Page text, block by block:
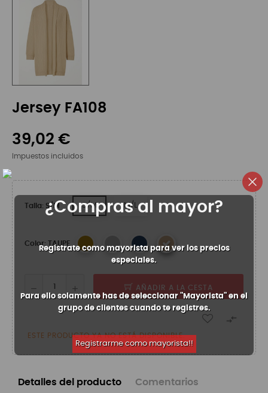
Jersey FA108
39,02 €
Impuestos incluidos
Talla: S/M S/M M/L
Color: TAUPE
AÑADIR A LA CESTA

ESTE PRODUCTO YA NO ESTÁ DISPONIBLE.
Detalles del producto Comentarios
¿Compras al mayor?
Regístrate como mayorista para ver los precios
especiales.
Para ello solamente has de seleccionar "Mayorista" en el
grupo de clientes cuando te registres.
Registrarme como mayorista!!